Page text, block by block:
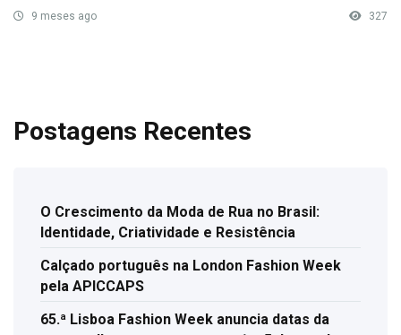
9 meses ago 327
Postagens Recentes
O Crescimento da Moda de Rua no Brasil:
Identidade, Criatividade e Resistência
Calçado português na London Fashion Week
pela APICCAPS
65.ª Lisboa Fashion Week anuncia datas da